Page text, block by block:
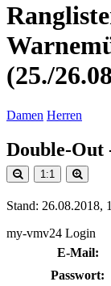
(25./
Damen Herren
Double-Out
1:1
Stand: 26.08.2018,
my-vmv24 Login
E-Mail:
Passwort: